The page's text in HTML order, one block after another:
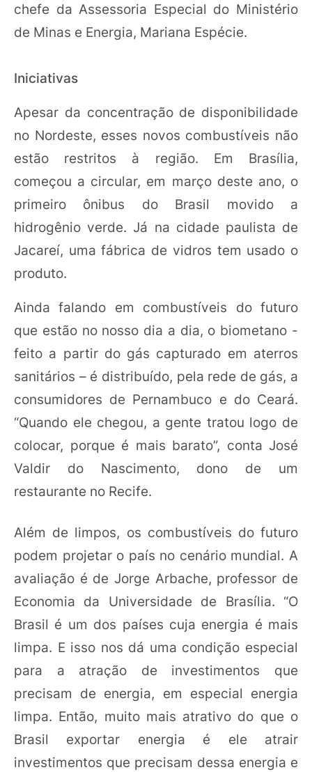
chefe da Assessoria Especial do Ministério
de Minas e Energia, Mariana Espécie.
Iniciativas
Apesar da concentração de disponibilidade
no Nordeste, esses novos combustíveis não
estão restritos à região. Em Brasília,
começou a circular, em março deste ano, o
primeiro ônibus do Brasil movido a
hidrogênio verde. Já na cidade paulista de
Jacareí, uma fábrica de vidros tem usado o
produto.
Ainda falando em combustíveis do futuro
que estão no nosso dia a dia, o biometano -
feito a partir do gás capturado em aterros
sanitários – é distribuído, pela rede de gás, a
consumidores de Pernambuco e do Ceará.
“Quando ele chegou, a gente tratou logo de
colocar, porque é mais barato”, conta José
Valdir do Nascimento, dono de um
restaurante no Recife.
Além de limpos, os combustíveis do futuro
podem projetar o país no cenário mundial. A
avaliação é de Jorge Arbache, professor de
Economia da Universidade de Brasília. “O
Brasil é um dos países cuja energia é mais
limpa. E isso nos dá uma condição especial
para a atração de investimentos que
precisam de energia, em especial energia
limpa. Então, muito mais atrativo do que o
Brasil exportar energia é ele atrair
investimentos que precisam dessa energia e